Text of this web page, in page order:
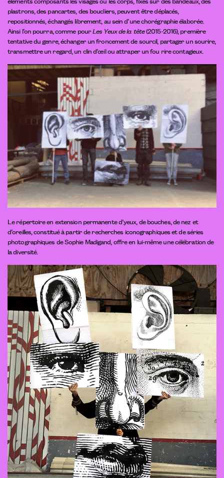
plastrons, des pancartes, des boucliers, peuvent être déplacés,
repositionnés, échangés librement, au sein d’une chorégraphie élaborée.
Ainsi l’on pourra, comme pourLes Yeux de la tête(2015-2016), première
tentative du genre, échanger un froncement de sourcil, partager un sourire,
transmettre un regard, un clin d’œil ou attraper un fou rire contagieux.
Le répertoire en extension permanente d’yeux, de bouches, de nez et
d’oreilles, constitué à partir de recherches iconographiques et de séries
photographiques de Sophie Madigand, offre en lui-même une célébration de
la diversité.